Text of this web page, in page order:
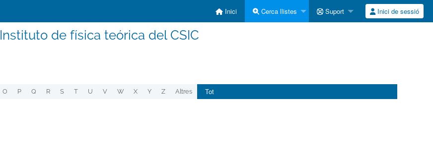
Inici Cerca llistes Suport Inici de sessió
Instituto de física teórica del CSIC
O P Q R S T U V W X Y Z Altres Tot